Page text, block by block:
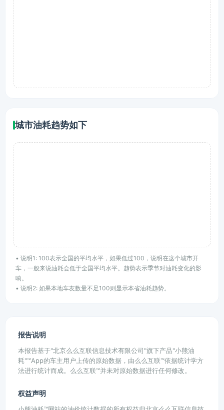
城市油耗趋势如下
• 说明1: 100表示全国的平均水平，如果低过100，说明在这个城市开
车，一般来说油耗会低于全国平均水平。趋势表示季节对油耗变化的影
响。
• 说明2: 如果本地车友数量不足100则显示本省油耗趋势。
报告说明
本报告基于"北京么么互联信息技术有限公司"旗下产品"小熊油
耗"™App的车主用户上传的原始数据，由么么互联™依据统计学方
法进行统计而成。么么互联™并未对原始数据进行任何修改。
权益声明